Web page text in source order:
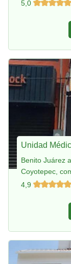
5,0
Unidad
Benito Juárez
Coyotepec,
4,9